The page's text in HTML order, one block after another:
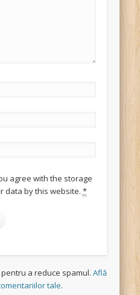
agree with the storage
data by this website. *
a reduce spamul.Află
tale.